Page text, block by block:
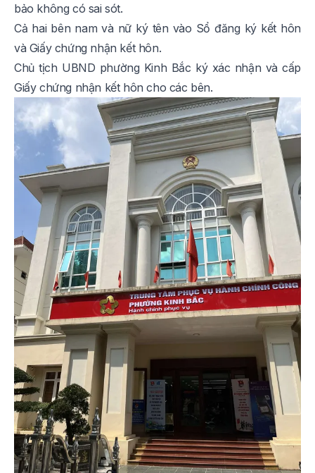
bảo không có sai sót.
Cả hai bên nam và nữ ký tên vào Sổ đăng ký kết hôn
và Giấy chứng nhận kết hôn.
Chủ tịch UBND phường Kinh Bắc ký xác nhận và cấp
Giấy chứng nhận kết hôn cho các bên.